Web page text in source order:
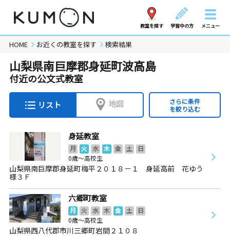
教室を探す 学習中の方 メニュー
HOME お近くの教室を探す 検索結果
山梨県南巨摩郡身延町波高島
付近の公文式教室
リスト 地図
さらに条件
を絞り込む
身延教室
月 火 水 木 金 土
日
0歳～高校生
山梨県南巨摩郡身延町梅平２０１８－１ 身延高前 花ゆう
様３Ｆ
六郷町教室
月 火 水 木 金 土
日
0歳～高校生
山梨県西八代郡市川三郷町岩間２１０８